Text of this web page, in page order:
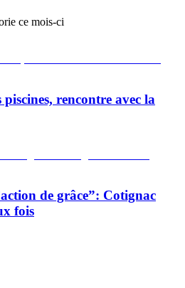
ce mois-ci
rencontre avec la
de grâce”: Cotignac
fois